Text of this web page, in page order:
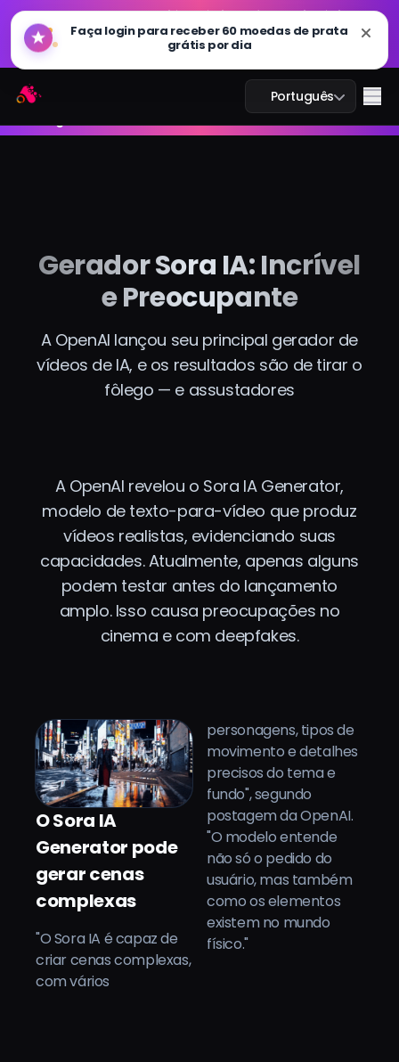
🔥
GPT Imagem 2.0 já está disponível: mais rápido,
mais inteligente e pronto para 4K. Experimente
agora
Português
IA Estudo
Imagem IA
Vídeo IA
Ferramentas IA
Entrar
🔥
GPT Imagem 2.0 já está disponível: mais rápido,
mais inteligente e pronto para 4K. Experimente
Gerador Sora IA: Incrível
e Preocupante
A OpenAI lançou seu principal gerador de
vídeos de IA, e os resultados são de tirar o
fôlego — e assustadores
A OpenAI revelou o Sora IA Generator,
modelo de texto-para-vídeo que produz
vídeos realistas, evidenciando suas
capacidades. Atualmente, apenas alguns
podem testar antes do lançamento
amplo. Isso causa preocupações no
cinema e com deepfakes.
O Sora IA
Generator pode
gerar cenas
complexas
"O Sora IA é capaz de
criar cenas complexas,
com vários
personagens, tipos de
movimento e detalhes
precisos do tema e
fundo", segundo
postagem da OpenAI.
"O modelo entende
não só o pedido do
usuário, mas também
como os elementos
existem no mundo
físico."
Faça login para receber 60 moedas de prata
grátis por dia